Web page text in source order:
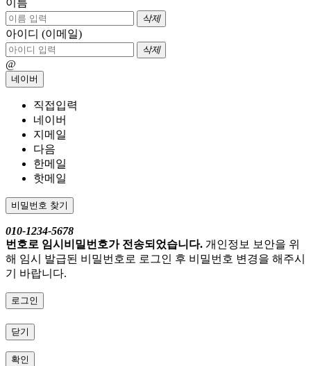
삭제
아이디 (이메일)
삭제
@
네이버
직접입력
네이버
지메일
다음
한메일
핫메일
비밀번호 찾기
010-1234-5678
번호로 임시비밀번호가 전송되었습니다. 개인정보 보안을 위
해 임시 발급된 비밀번호로 로그인 후 비밀번호 변경을 해주시
기 바랍니다.
로그인
닫기
확인